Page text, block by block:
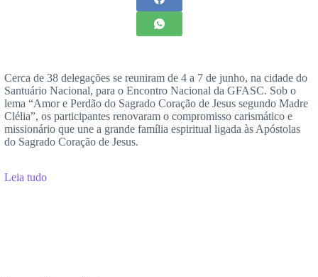
Cerca de 38 delegações se reuniram de 4 a 7 de junho, na cidade do
Santuário Nacional, para o Encontro Nacional da GFASC. Sob o
lema “Amor e Perdão do Sagrado Coração de Jesus segundo Madre
Clélia”, os participantes renovaram o compromisso carismático e
missionário que une a grande família espiritual ligada às Apóstolas
do Sagrado Coração de Jesus.
Leia tudo